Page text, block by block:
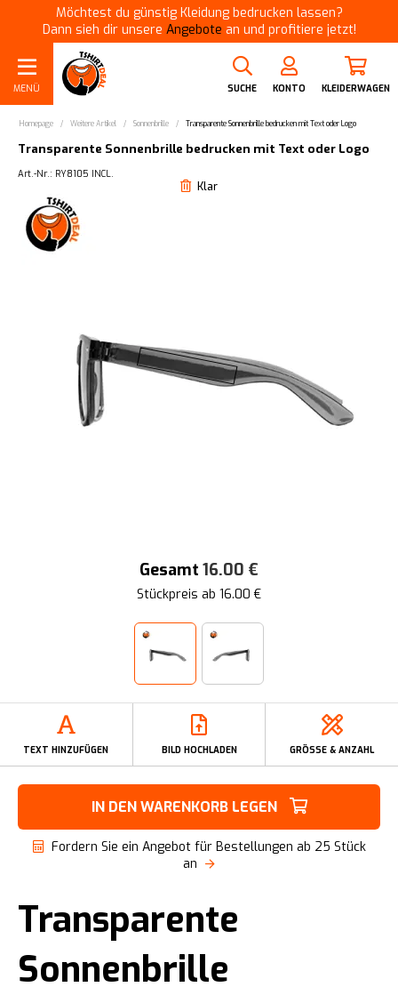
Möchtest du günstig Kleidung bedrucken lassen?
Dann sieh dir unsere Angebote an und profitiere jetzt!
MENÜ SUCHE KONTO KLEIDERWAGEN
Homepage / Weitere Artikel / Sonnenbrille / Transparente Sonnenbrille bedrucken mit Text oder Logo
Transparente Sonnenbrille bedrucken mit Text oder Logo
Art.-Nr.: RY8105 INCL.
Klar
Gesamt 16.00 €
Stückpreis ab 16.00 €
TEXT HINZUFÜGEN BILD HOCHLADEN GRÖSSE & ANZAHL
IN DEN WARENKORB LEGEN
Fordern Sie ein Angebot für Bestellungen ab 25 Stück
an
Transparente
Sonnenbrille